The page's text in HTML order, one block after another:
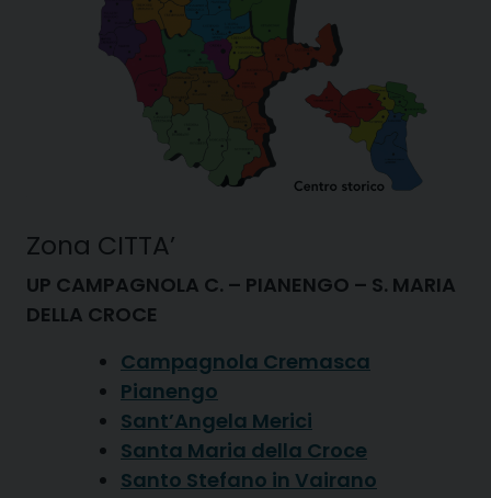
Zona CITTA’
UP CAMPAGNOLA C. – PIANENGO – S. MARIA
DELLA CROCE
Campagnola Cremasca
Pianengo
Sant’Angela Merici
Santa Maria della Croce
Santo Stefano in Vairano